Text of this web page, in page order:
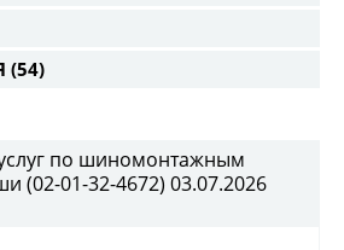
(54)
по шиномонтажным
(02-01-32-4672) 03.07.2026